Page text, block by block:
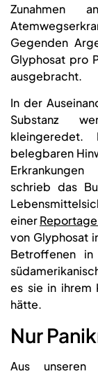
Zunahmen
Gegenden
Glyphosat pro
ausgebracht.
In der
Substanz
kleingeredet.
belegbaren
schrieb das
einer
von Glyphosat
Betroffenen
es sie in ihrem
hätte.
Nur
Aus